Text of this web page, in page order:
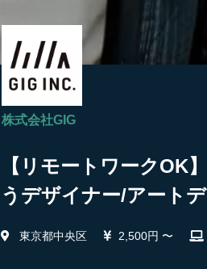
株式会社GIG
【リモートワークOK
うデザイナー/アート
東京都中央区 2,500円 〜